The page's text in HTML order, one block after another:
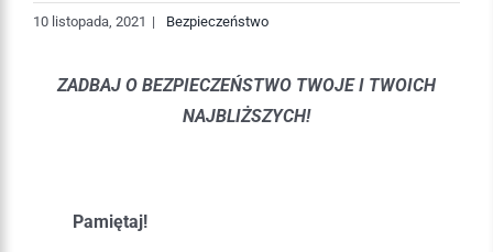
10 listopada, 2021 | Bezpieczeństwo
ZADBAJ O BEZPIECZEŃSTWO TWOJEI TWOICH
NAJBLIŻSZYCH!
Pamiętaj!